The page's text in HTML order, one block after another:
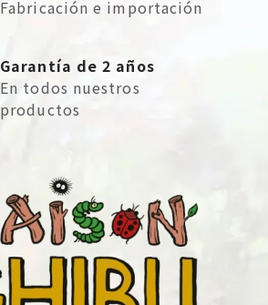
Fabricación e importación
Garantía de 2 años
En todos nuestros
productos